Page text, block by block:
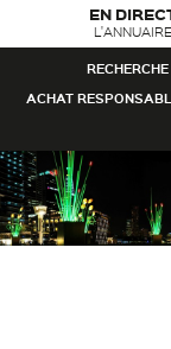
EN
L'ANNUAIRE
ACHAT